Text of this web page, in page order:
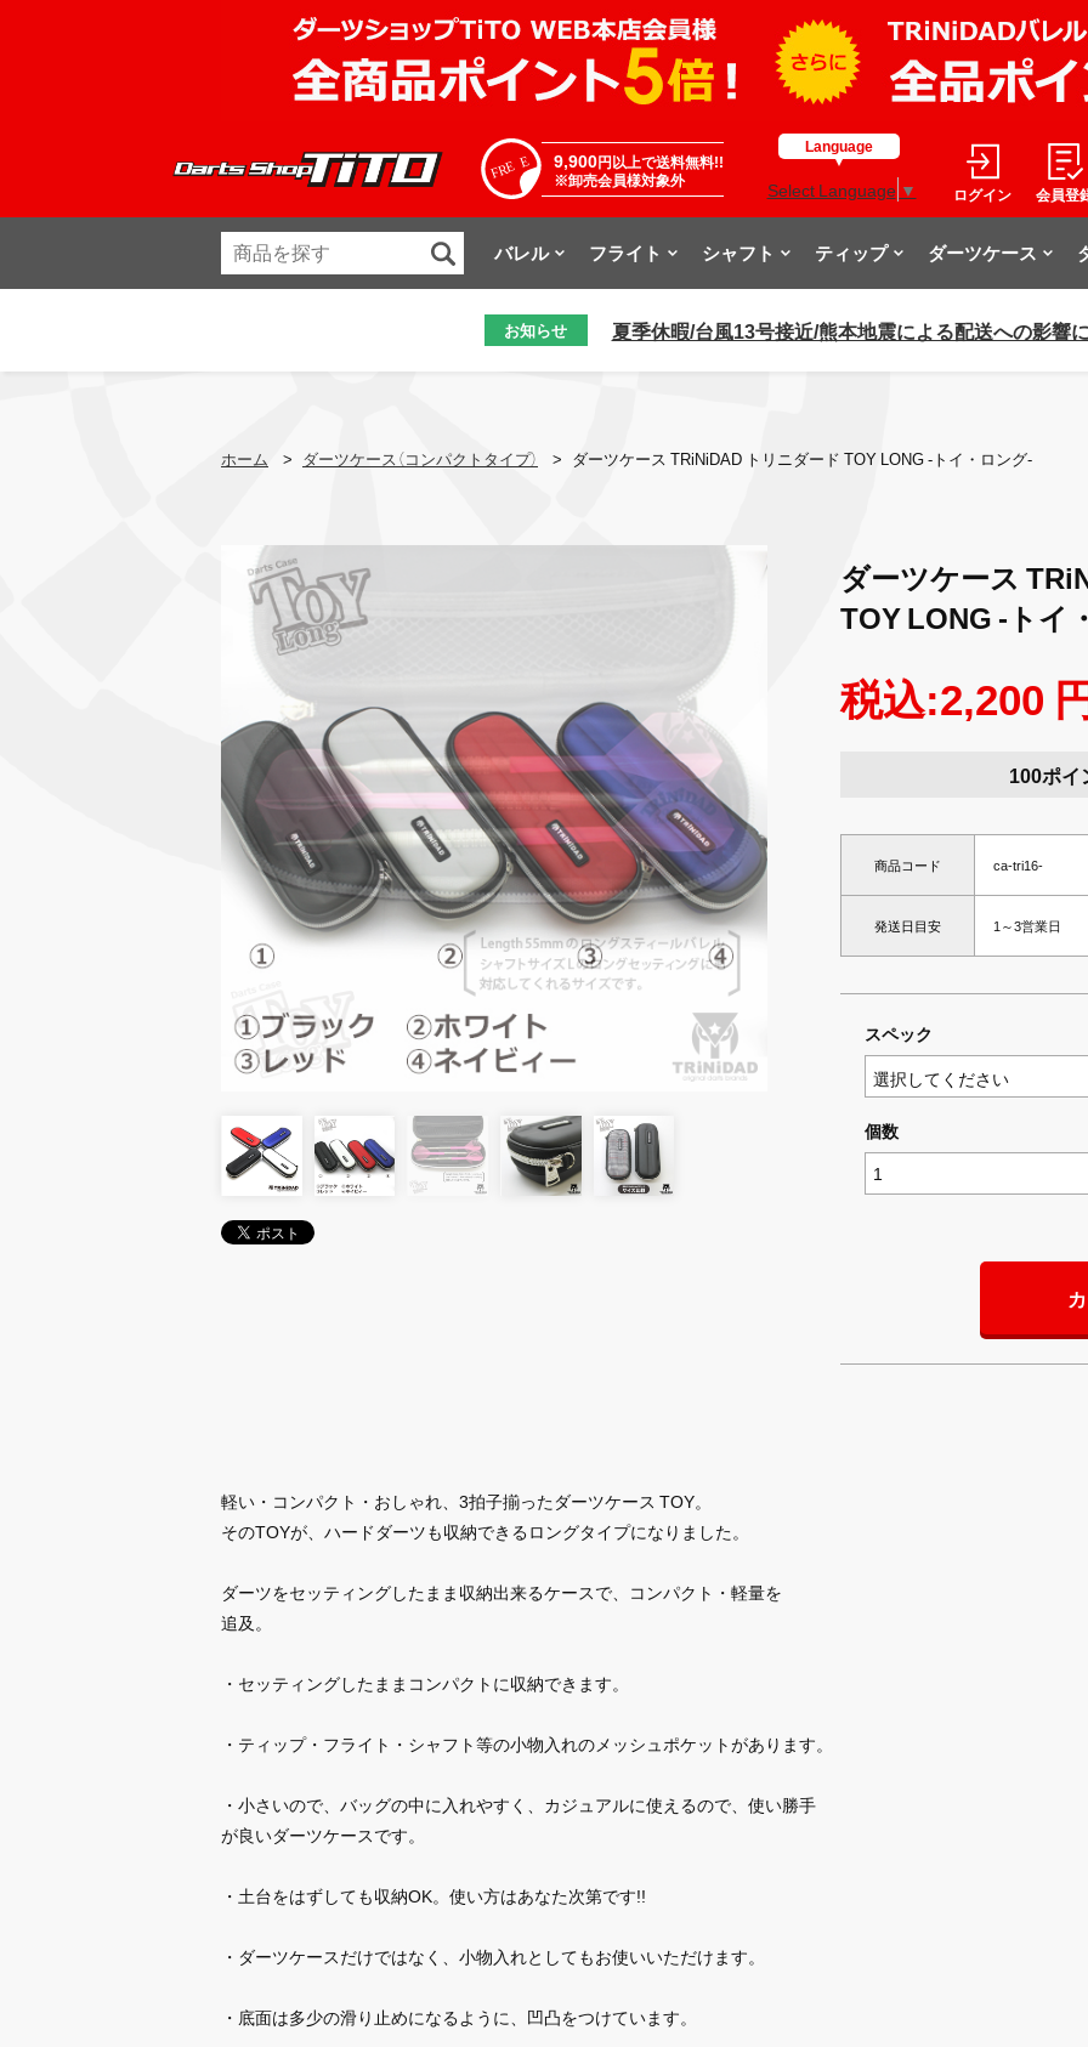
9,900円以上で送料無料!!
※卸売会員様対象外
Language
Select Language ▼ ログイン 会員登
バレル フライト シャフト ティップ ダーツケース
お知らせ 夏季休暇/台風13号接近/熊本地震による配送への影響
ホーム > ダーツケース（コンパクトタイプ） > ダーツケース TRiNiDAD トリニダード TOY LONG -トイ・ロング-
ダーツケース
TOY LONG -トイ
税込:2,200
100ポイ
商品コード ca-tri16-
発送日目安 1～3営業日
スペック
個数
軽い・コンパクト・おしゃれ、3拍子揃ったダーツケース TOY。
そのTOYが、ハードダーツも収納できるロングタイプになりました。
ダーツをセッティングしたまま収納出来るケースで、コンパクト・軽量を
追及。
・セッティングしたままコンパクトに収納できます。
・ティップ・フライト・シャフト等の小物入れのメッシュポケットがあります。
・小さいので、バッグの中に入れやすく、カジュアルに使えるので、使い勝手
が良いダーツケースです。
・土台をはずしても収納OK。使い方はあなた次第です!!
・ダーツケースだけではなく、小物入れとしてもお使いいただけます。
・底面は多少の滑り止めになるように、凹凸をつけています。